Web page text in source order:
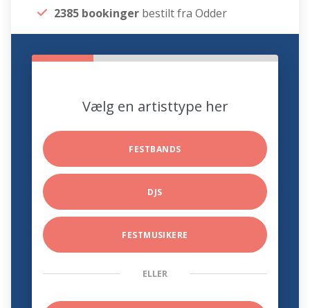
2385 bookinger bestilt fra Odder
Vælg en artisttype her
FESTBANDS
DJS
FESTMUSIKERE
ELLER